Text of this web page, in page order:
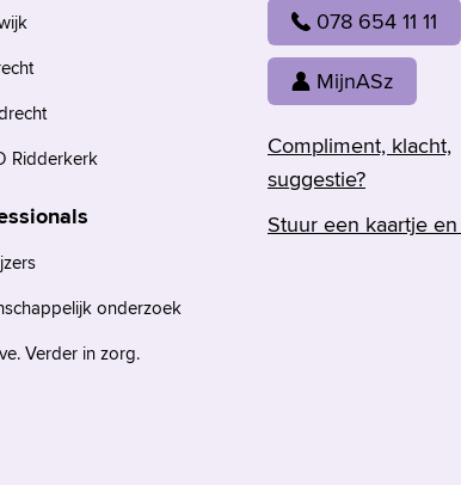
078 654 11 11
MijnASz
Compliment, klacht,
suggestie?
Stuur een kaartje
Ridderkerk
onderzoek
Verder in zorg.